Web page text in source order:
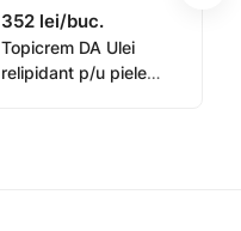
352 lei/buc.
Topicrem DA Ulei
relipidant p/u piele